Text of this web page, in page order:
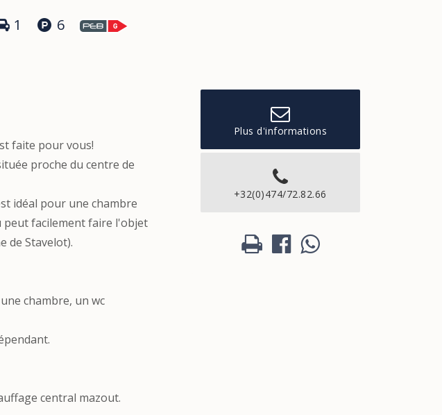
1 6
faite pour vous!
proche du centre de
idéal pour une chambre
peut facilement faire l'objet
de Stavelot).
chambre, un wc
central mazout.
Plus d'informations
+32(0)474/72.82.66